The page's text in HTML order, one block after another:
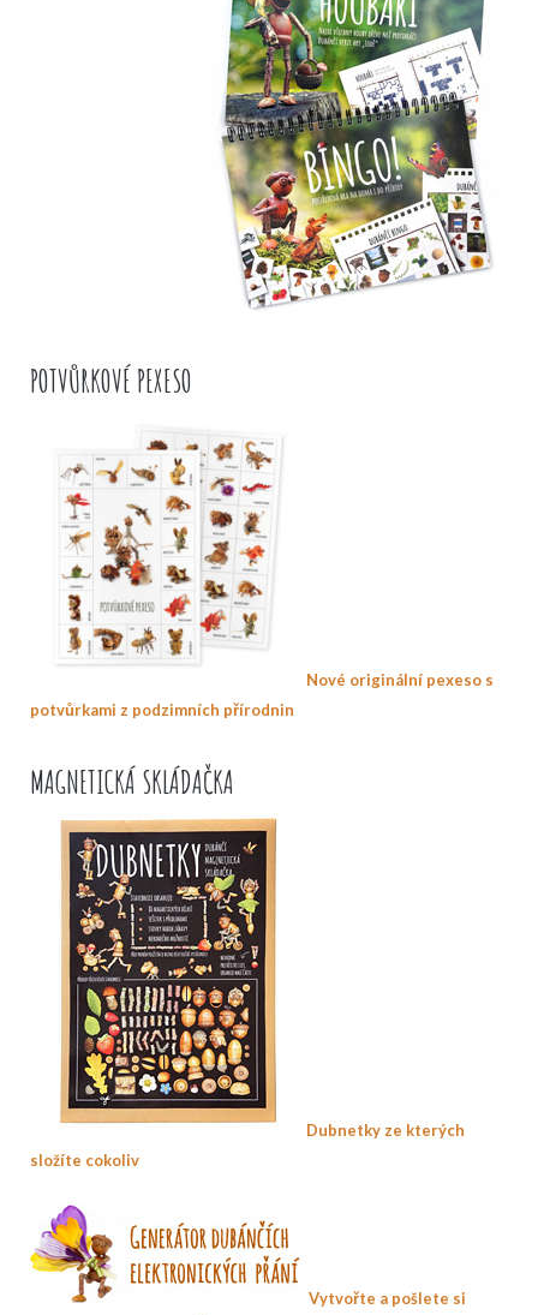
POTVŮRKOVÉ PEXESO
Nové originální pexeso s
potvůrkami z podzimních přírodnin
MAGNETICKÁ SKLÁDAČKA
Dubnetky ze kterých
složíte cokoliv
Vytvořte a pošlete si